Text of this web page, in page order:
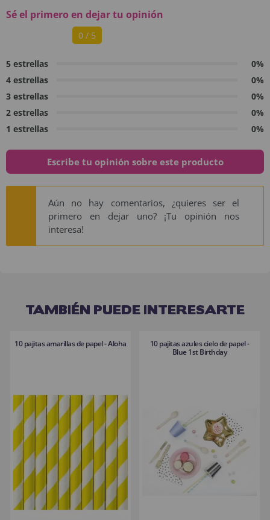
Sé el primero en dejar tu opinión
0 / 5
5 estrellas
0%
4 estrellas
0%
3 estrellas
0%
2 estrellas
0%
1 estrellas
0%
Escribe tu opinión sobre este producto
Aún no hay comentarios, ¿quieres ser el
primero en dejar uno? ¡Tu opinión nos
interesa!
TAMBIÉN PUEDE INTERESARTE
10 pajitas amarillas de papel - Aloha
10 pajitas azules cielo de papel -
Blue 1st Birthday